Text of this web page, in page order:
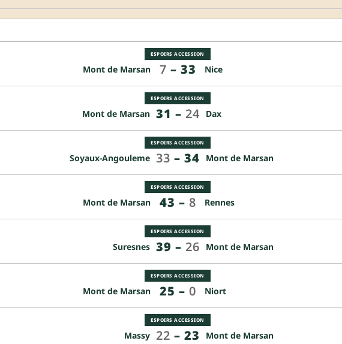
ESPOIRS ACCESSION
Mont de Marsan 7 – 33 Nice
ESPOIRS ACCESSION
Mont de Marsan 31 – 24 Dax
ESPOIRS ACCESSION
Soyaux-Angouleme 33 – 34 Mont de Marsan
ESPOIRS ACCESSION
Mont de Marsan 43 – 8 Rennes
ESPOIRS ACCESSION
Suresnes 39 – 26 Mont de Marsan
ESPOIRS ACCESSION
Mont de Marsan 25 – 0 Niort
ESPOIRS ACCESSION
Massy 22 – 23 Mont de Marsan